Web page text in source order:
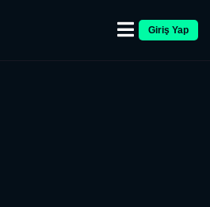
Giriş Yap